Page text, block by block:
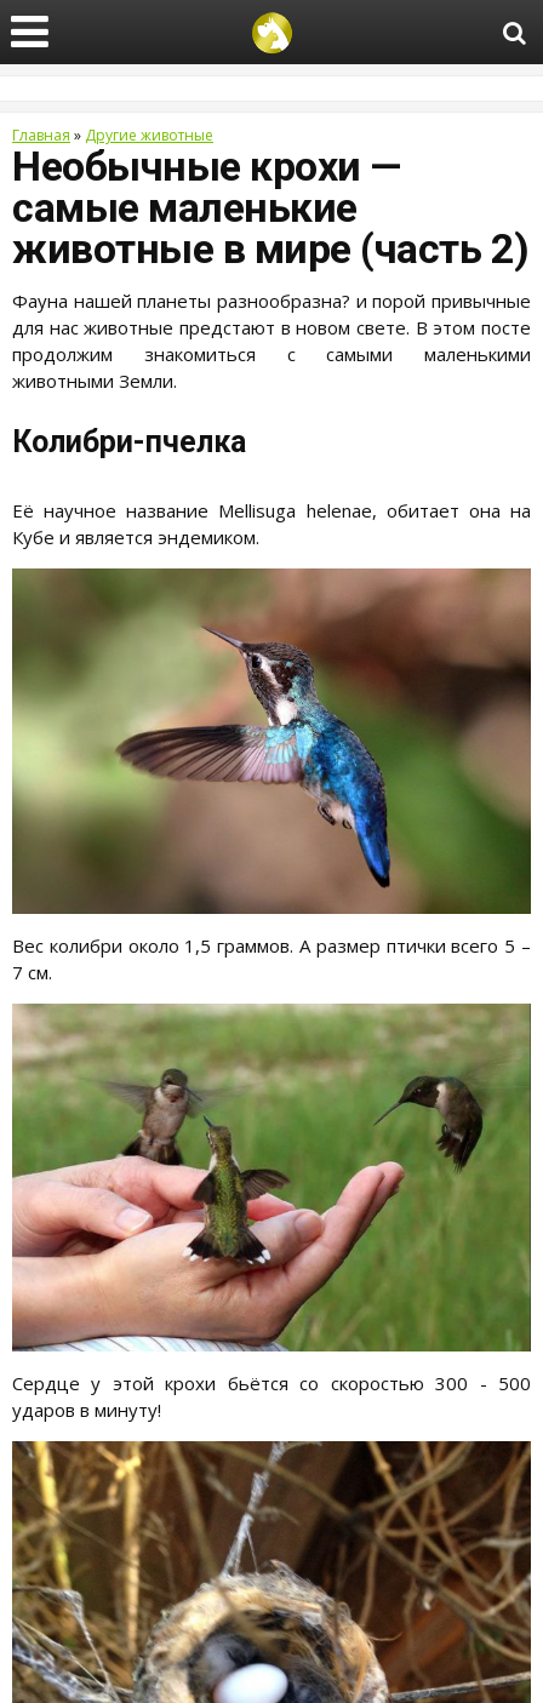
Главная » Другие животные
Необычные крохи —
самые маленькие
животные в мире (часть 2)
Фауна нашей планеты разнообразна? и порой привычные
для нас животные предстают в новом свете. В этом посте
продолжим знакомиться с самыми маленькими
животными Земли.
Колибри-пчелка
Её научное название Mellisuga helenae, обитает она на
Кубе и является эндемиком.
Вес колибри около 1,5 граммов. А размер птички всего 5 –
7 см.
Сердце у этой крохи бьётся со скоростью 300 - 500
ударов в минуту!